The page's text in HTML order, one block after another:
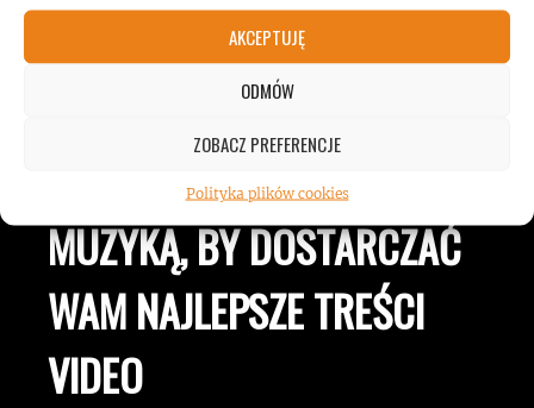
AKCEPTUJĘ
ODMÓW
ZOBACZ PREFERENCJE
Polityka plików cookies
JESTEŚMY BLISKO
ZESPOŁÓW, KONCERTÓW I
LUDZI ZWIĄZANYCH Z
MUZYKĄ, BY DOSTARCZAĆ
WAM NAJLEPSZE TREŚCI
VIDEO